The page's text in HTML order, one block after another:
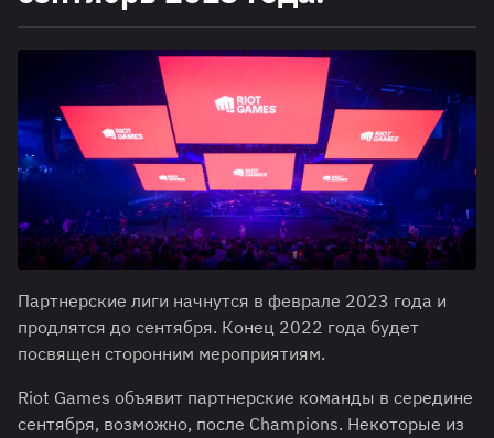
Партнерские лиги начнутся в феврале 2023 года и
продлятся до сентября. Конец 2022 года будет
посвящен сторонним мероприятиям.
Riot Games объявит партнерские команды в середине
сентября, возможно, после Champions. Некоторые из